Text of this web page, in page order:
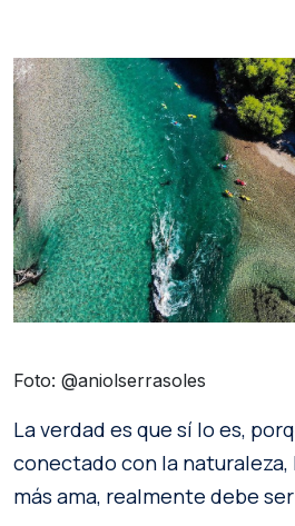
Foto: @aniolserrasoles
La verdad es que sí lo es,
conectado con la naturaleza,
más ama, realmente debe